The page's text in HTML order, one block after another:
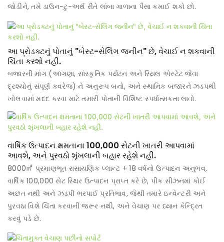
જોડીને, તમે ડાઉન-ટુ-અર્થ રીતે લાંબા ગાળાના પૈસા કમાઈ શકો છો.
આ પ્રોડક્ટનું પોતાનું "બેસ્ટ-સેલિંગ જનીન" છે, વેચાઈ ન શકવાની
ચિંતા કરશો નહીં.
બજારની માંગ (આંગણા, સાંસ્કૃતિક પર્યટન અને રિયલ એસ્ટેટ જેવા
દ્રશ્યોનું સંપૂર્ણ કવરેજ) ને અનુરૂપ બનો, અને સ્થાનિક બજારને ઝડપથી
ખોલવામાં મદદ કરવા માટે તમારી પોતાની વિશિષ્ટ સ્પર્ધાત્મકતા લાવો.
વાર્ષિક ઉત્પાદન ક્ષમતાના 100,000 સેટની ખાતરી આપવામાં
આવશે, અને પુરવઠો શૃંખલાની બહાર રહેશે નહીં.
8000㎡ પ્રમાણભૂત રાસાયણિક પ્લાન્ટ + 18 વર્ષનો ઉત્પાદન અનુભવ,
વાર્ષિક 100,000 સેટ સ્થિર ઉત્પાદન પ્રાપ્ત કરે છે, પીક સીઝનમાં કોઈ
અછત નથી અને ઝડપી ભરપાઈ પ્રતિભાવ, જેથી તમારે ઇન્વેન્ટરી અને
પુરવઠા વિશે ચિંતા કરવાની જરૂર નથી, અને વેચાણ પર ધ્યાન કેન્દ્રિત
કરવું પડે છે.